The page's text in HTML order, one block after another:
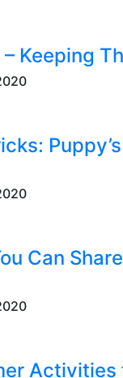
Keeping
Can
Activities